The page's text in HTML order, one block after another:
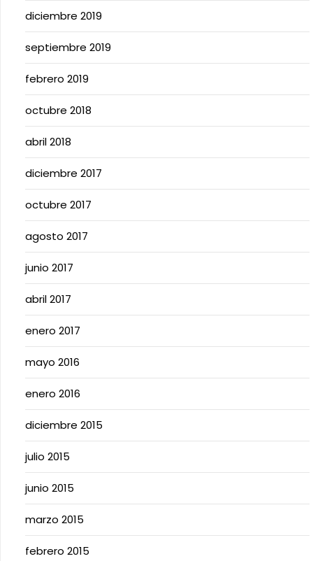
diciembre 2019
septiembre 2019
febrero 2019
octubre 2018
abril 2018
diciembre 2017
octubre 2017
agosto 2017
junio 2017
abril 2017
enero 2017
mayo 2016
enero 2016
diciembre 2015
julio 2015
junio 2015
marzo 2015
febrero 2015